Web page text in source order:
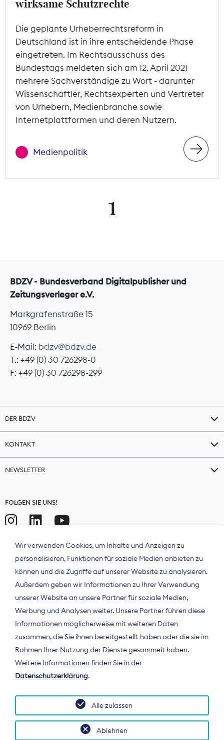
wirksame Schutzrechte
Die geplante Urheberrechtsreform in
Deutschland ist in ihre entscheidende Phase
eingetreten. Im Rechtsausschuss des
Bundestags meldeten sich am 12. April 2021
mehrere Sachverständige zu Wort - darunter
Wissenschaftler, Rechtsexperten und Vertreter
von Urhebern, Medienbranche sowie
Internetplattformen und deren Nutzern.
Medienpolitik
1
BDZV - Bundesverband Digitalpublisher und
Zeitungsverleger e.V.
Markgrafenstraße 15
10969 Berlin
E-Mail: bdzv@bdzv.de
T.: +49 (0) 30 726298-0
F: +49 (0) 30 726298-299
DER BDZV
KONTAKT
NEWSLETTER
FOLGEN SIE UNS!
Der Bundesverband Digitalpublisher und
Zeitungsverleger (BDZV) vertritt als
Spitzenorganisation die Interessen der
Deutschland und auf EU-Ebene.
Wir verwenden Cookies, um Inhalte und Anzeigen zu
personalisieren, Funktionen für soziale Medien anbieten zu
können und die Zugriffe auf unserer Website zu analysieren.
Außerdem geben wir Informationen zu Ihrer Verwendung
unserer Website an unsere Partner für soziale Medien,
Werbung und Analysen weiter. Unsere Partner führen diese
Informationen möglicherweise mit weiteren Daten
zusammen, die Sie ihnen bereitgestellt haben oder die sie im
Rahmen Ihrer Nutzung der Dienste gesammelt haben.
Weitere Informationen finden Sie in der
Datenschutzerklärung.
Ablehnen
Alle zulassen